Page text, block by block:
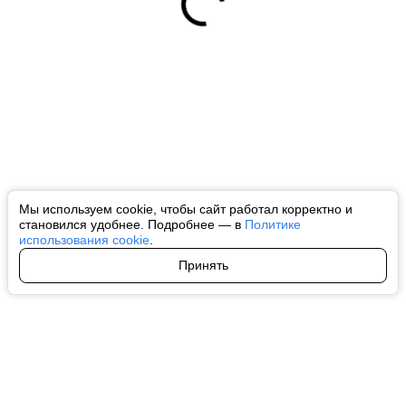
Мы используем cookie, чтобы сайт работал корректно и
становился удобнее. Подробнее — в Политике
использования cookie
Принять